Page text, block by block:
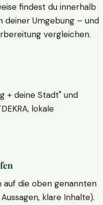
findest du innerhalb
deiner Umgebung – und
vergleichen.
+ deine Stadt" und
lokale
auf die oben genannten
klare Inhalte).